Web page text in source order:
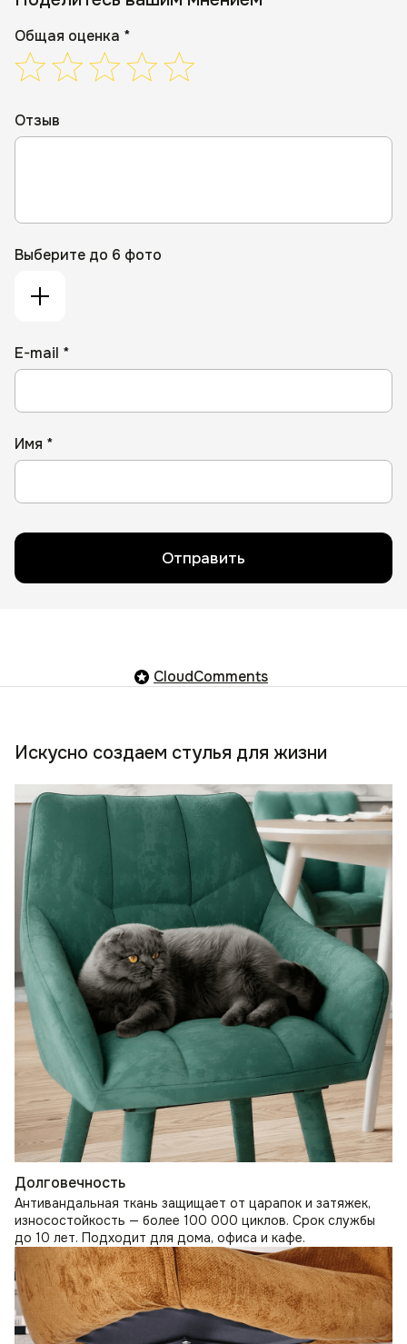
Общая оценка *
Отзыв
Выберите до 6 фото
E-mail *
Имя *
Отправить
CloudComments
Искусно создаем стулья для жизни
Долговечность
Антивандальная ткань защищает от царапок и затяжек,
износостойкость — более 100 000 циклов. Срок службы
до 10 лет. Подходит для дома, офиса и кафе.